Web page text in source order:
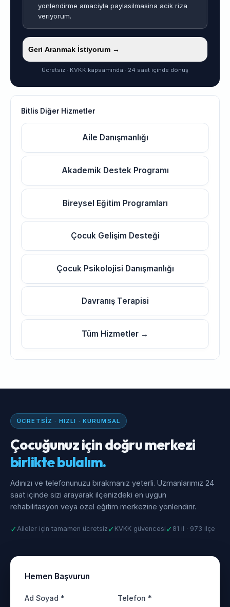
yonlendirme amaciyla paylasilmasina acik riza
veriyorum.
Geri Aranmak İstiyorum →
Ücretsiz · KVKK kapsamında · 24 saat içinde dönüş
Bitlis Diğer Hizmetler
Aile Danışmanlığı
Akademik Destek Programı
Bireysel Eğitim Programları
Çocuk Gelişim Desteği
Çocuk Psikolojisi Danışmanlığı
Davranış Terapisi
Tüm Hizmetler →
ÜCRETSIZ · HIZLI · KURUMSAL
Çocuğunuz için doğru merkezi
birlikte bulalım.
Adınızı ve telefonunuzu bırakmanız yeterli. Uzmanlarımız 24
saat içinde sizi arayarak ilçenizdeki en uygun
rehabilitasyon veya özel eğitim merkezine yönlendirir.
✓Aileler için tamamen ücretsiz ✓ KVKK güvencesi ✓ 81 il · 973 ilçe
Hemen Başvurun
Ad Soyad * Telefon *